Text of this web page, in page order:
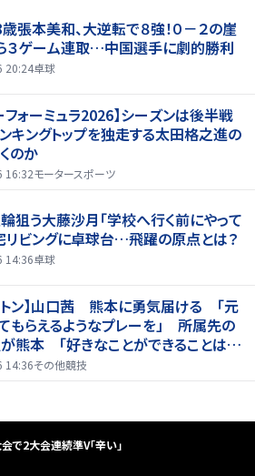
歳張本美和、大逆転で８強！０－２の崖
３ゲーム連取…中国選手に劇的勝利
20:24卓球
フォーミュラ2026】シーズンは後半戦
ングトップを独走する太田格之進の
のか
16:32モータースポーツ
輪狙う大藤沙月「学校へ行く前にやって
リビングに卓球台…飛躍の原点とは？
14:36卓球
トン】山口茜 熊本に勇気届ける 「元
もらえるようなプレーを」 所属先の
熊本 「好きなことができることは当
ない」
14:36その他競技
で2大会連続準V「辛い」